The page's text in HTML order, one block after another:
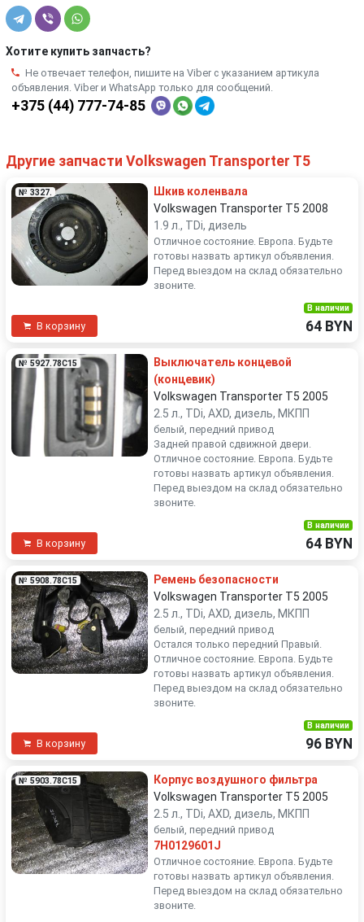
Хотите купить запчасть?
Не отвечает телефон, пишите на Viber с указанием артикула
объявления. Viber и WhatsApp только для сообщений.
+375 (44) 777-74-85
Другие запчасти Volkswagen Transporter T5
№ 3327.
Шкив коленвала
Volkswagen Transporter T5 2008
1.9 л., TDi, дизель
Отличное состояние. Европа. Будьте
готовы назвать артикул объявления.
Перед выездом на склад обязательно
звоните.
В корзину
В наличии
64 BYN
№ 5927.78C15
Выключатель концевой
(концевик)
Volkswagen Transporter T5 2005
2.5 л., TDi, AXD, дизель, МКПП
белый, передний привод
Задней правой сдвижной двери.
Отличное состояние. Европа. Будьте
готовы назвать артикул объявления.
Перед выездом на склад обязательно
звоните.
В корзину
В наличии
64 BYN
№ 5908.78C15
Ремень безопасности
Volkswagen Transporter T5 2005
2.5 л., TDi, AXD, дизель, МКПП
белый, передний привод
Остался только передний Правый.
Отличное состояние. Европа. Будьте
готовы назвать артикул объявления.
Перед выездом на склад обязательно
звоните.
В корзину
В наличии
96 BYN
№ 5903.78C15
Корпус воздушного фильтра
Volkswagen Transporter T5 2005
2.5 л., TDi, AXD, дизель, МКПП
белый, передний привод
7H0129601J
Отличное состояние. Европа. Будьте
готовы назвать артикул объявления.
Перед выездом на склад обязательно
звоните.